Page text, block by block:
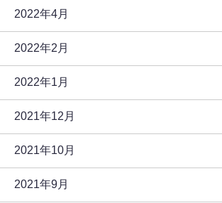
2022年4月
2022年2月
2022年1月
2021年12月
2021年10月
2021年9月